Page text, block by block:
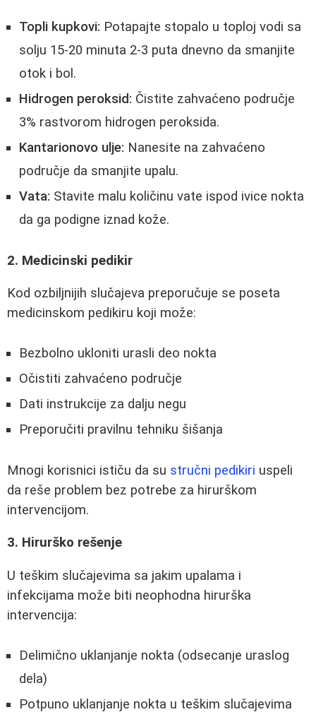
Topli kupkovi: Potapajte stopalo u toploj vodi sa
solju 15-20 minuta 2-3 puta dnevno da smanjite
otok i bol.
Hidrogen peroksid: Čistite zahvaćeno područje
3% rastvorom hidrogen peroksida.
Kantarionovo ulje: Nanesite na zahvaćeno
područje da smanjite upalu.
Vata: Stavite malu količinu vate ispod ivice nokta
da ga podigne iznad kože.
2. Medicinski pedikir
Kod ozbiljnijih slučajeva preporučuje se poseta
medicinskom pedikiru koji može:
Bezbolno ukloniti urasli deo nokta
Očistiti zahvaćeno područje
Dati instrukcije za dalju negu
Preporučiti pravilnu tehniku šišanja
Mnogi korisnici ističu da su stručni pedikiri uspeli
da reše problem bez potrebe za hirurškom
intervencijom.
3. Hirurško rešenje
U teškim slučajevima sa jakim upalama i
infekcijama može biti neophodna hirurška
intervencija:
Delimično uklanjanje nokta (odsecanje uraslog
dela)
Potpuno uklanjanje nokta u teškim slučajevima